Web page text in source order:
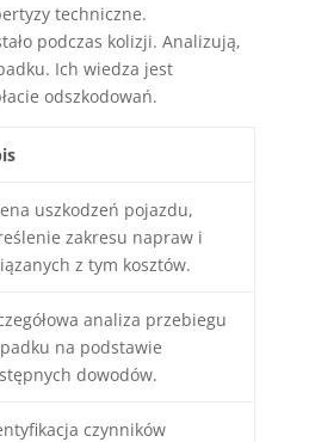
techniczne.
podczas kolizji. Analizują,
Ich wiedza jest
odszkodowań.
uszkodzeń pojazdu,
zakresu napraw i
z tym kosztów.
analiza przebiegu
na podstawie
dowodów.
czynników